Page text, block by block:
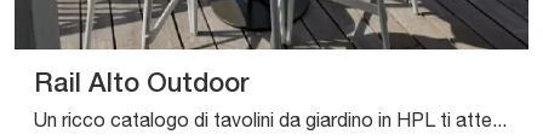
Rail Alto Outdoor
Un ricco catalogo di tavolini da giardino in HPL ti attende in negozio: clicca e scopri il modello Rail Alto Outdoor di Bontempi.